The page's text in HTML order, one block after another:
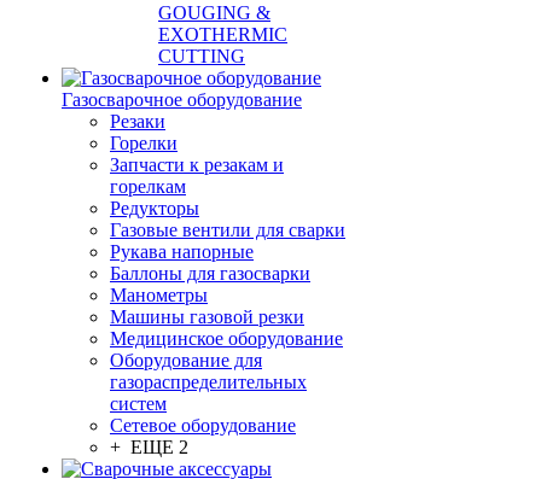
GOUGING &
EXOTHERMIC
CUTTING
Газосварочное оборудование
Резаки
Горелки
Запчасти к резакам и
горелкам
Редукторы
Газовые вентили для сварки
Рукава напорные
Баллоны для газосварки
Манометры
Машины газовой резки
Медицинское оборудование
Оборудование для
газораспределительных
систем
Сетевое оборудование
+ ЕЩЕ 2